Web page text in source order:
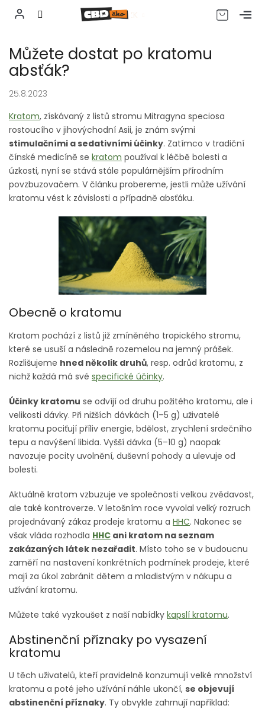
obsah
CZK
Můžete dostat po kratomu
absťák?
25.8.2023
Kratom, získávaný z listů stromu Mitragyna speciosa
rostoucího v jihovýchodní Asii, je znám svými
stimulačními a sedativními účinky. Zatímco v tradiční
čínské medicíně se kratom používal k léčbě bolesti a
úzkosti, nyní se stává stále populárnějším přírodním
povzbuzovačem. V článku probereme, jestli může užívání
kratomu vést k závislosti a případně absťáku.
Obecně o kratomu
Kratom pochází z listů již zmíněného tropického stromu,
které se usuší a následně rozemelou na jemný prášek.
Rozlišujeme hned několik druhů, resp. odrůd kratomu, z
nichž každá má své specifické účinky.
Účinky kratomu se odvíjí od druhu požitého kratomu, ale i
velikosti dávky. Při nižších dávkách (1–5 g) uživatelé
kratomu pociťují příliv energie, bdělost, zrychlení srdečního
tepu a navýšení libida. Vyšší dávka (5–10 g) naopak
navozuje pocity uvolnění, duševní pohody a ulevuje od
bolesti.
Aktuálně kratom vzbuzuje ve společnosti velkou zvědavost,
ale také kontroverze. V letošním roce vyvolal velký rozruch
projednávaný zákaz prodeje kratomu a HHC. Nakonec se
však vláda rozhodla HHC ani kratom na seznam
zakázaných látek nezařadit. Místo toho se v budoucnu
zaměří na nastavení konkrétních podmínek prodeje, které
mají za úkol zabránit dětem a mladistvým v nákupu a
užívání kratomu.
Můžete také vyzkoušet z naší nabídky kapslí kratomu.
Abstinenční příznaky po vysazení
kratomu
U těch uživatelů, kteří pravidelně konzumují velké množství
kratomu a poté jeho užívání náhle ukončí, se objevují
abstinenční příznaky. Ty obvykle zahrnují například: